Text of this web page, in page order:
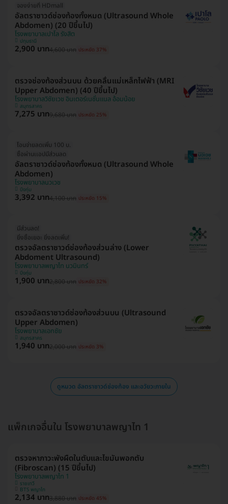
จองง่ายที่ HDmall
อัลตราซาวด์ช่องท้องทั้งหมด (Ultrasound Whole
Abdomen) (20 ปีขึ้นไป)
โรงพยาบาลเปาโล รังสิต
ปทุมธานี
2,900 บาท4,600 บาท ประหยัด 37%
ตรวจช่องท้องส่วนบน ด้วยคลื่นแม่เหล็กไฟฟ้า (MRI
Upper Abdomen) (40 ปีขึ้นไป)
โรงพยาบาลวิชัยเวช อินเตอร์เนชั่นแนล อ้อมน้อย
สมุทรสาคร
7,275 บาท9,680 บาท ประหยัด 25%
โอนจ่ายลดเพิ่ม 100 บ.
ซื้อผ่านเเอปมีส่วนลด
อัลตราซาวด์ช่องท้องทั้งหมด (Ultrasound Whole
Abdomen)
โรงพยาบาลนวเวช
บึงกุ่ม
3,392 บาท4,100 บาท ประหยัด 15%
มีส่วนลด!
ยิ่งซื้อเยอะ ยิ่งลดเพิ่ม!
ตรวจอัลตราซาวด์ช่องท้องส่วนล่าง (Lower
Abdoment Ultrasound)
โรงพยาบาลพญาไท นวมินทร์
บึงกุ่ม
1,900 บาท2,800 บาท ประหยัด 32%
ตรวจอัลตราซาวด์ช่องท้องส่วนบน (Ultrasound
Upper Abdomen)
โรงพยาบาลเอกชัย
สมุทรสาคร
1,940 บาท2,000 บาท ประหยัด 3%
ดูหมวด อัลตราซาวด์ช่องท้อง และอวัยวะภายใน
แพ็กเกจอื่นใน โรงพยาบาลพญาไท 1
ตรวจหาภาวะพังผืดในตับและไขมันพอกตับ
(Fibroscan) (15 ปีขึ้นไป)
โรงพยาบาลพญาไท 1
ราชเทวี
BTS พญาไท
2,134 บาท3,880 บาท ประหยัด 45%